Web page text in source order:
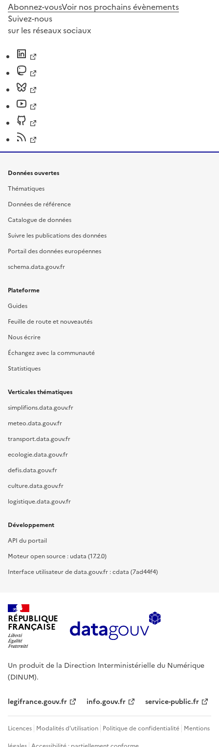
Abonnez-vousVoir nos prochains évènements
Suivez-nous
sur les réseaux sociaux
Données ouvertes
Thématiques
Données de référence
Catalogue de données
Suivre les publications des données
Portail des données européennes
schema.data.gouv.fr
Plateforme
Guides
Feuille de route et nouveautés
Nous écrire
Échangez avec la communauté
Statistiques
Verticales thématiques
simplifions.data.gouv.fr
meteo.data.gouv.fr
transport.data.gouv.fr
ecologie.data.gouv.fr
defis.data.gouv.fr
culture.data.gouv.fr
logistique.data.gouv.fr
Développement
API du portail
Moteur open source : udata (17.2.0)
Interface utilisateur de data.gouv.fr : cdata (7ad44f4)
RÉPUBLIQUE
FRANÇAISE
Un produit de la Direction Interministérielle du Numérique
(DINUM).
legifrance.gouv.fr info.gouv.fr service-public.fr
Licences Modalités d'utilisation Politique de confidentialité Mentions